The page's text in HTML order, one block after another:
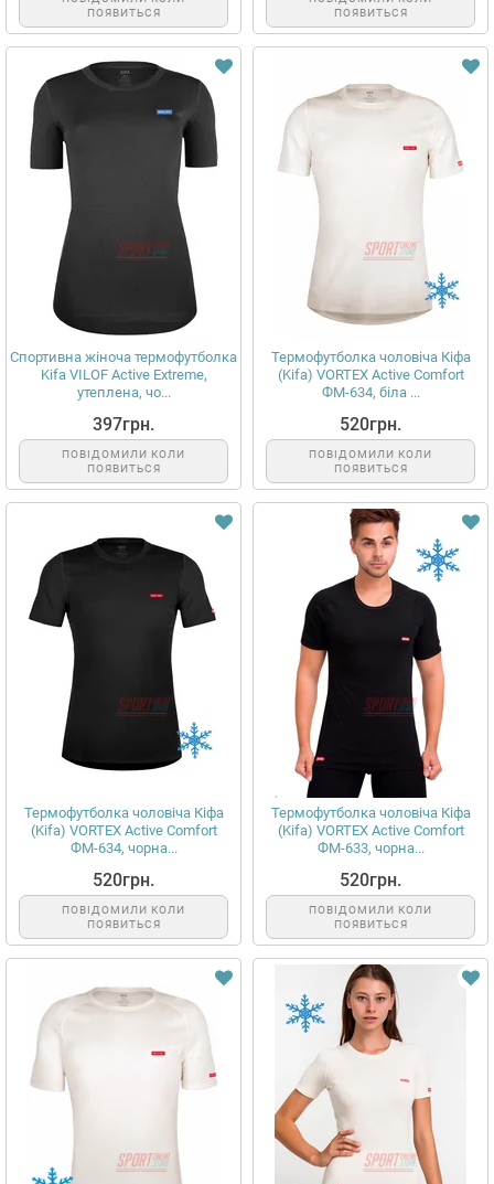
ПОЯВИТЬСЯ
ПОЯВИТЬСЯ
Спортивна жіноча термофутболка
Kifa VILOF Active Extreme,
утеплена, чо...
397грн.
ПОВІДОМИЛИ КОЛИ
ПОЯВИТЬСЯ
Термофутболка чоловіча Кіфа
(Kifa) VORTEX Active Comfort
ФМ-634, біла ...
520грн.
ПОВІДОМИЛИ КОЛИ
ПОЯВИТЬСЯ
Термофутболка чоловіча Кіфа
(Kifa) VORTEX Active Comfort
ФМ-634, чорна...
520грн.
ПОВІДОМИЛИ КОЛИ
ПОЯВИТЬСЯ
Термофутболка чоловіча Кіфа
(Kifa) VORTEX Active Comfort
ФМ-633, чорна...
520грн.
ПОВІДОМИЛИ КОЛИ
ПОЯВИТЬСЯ